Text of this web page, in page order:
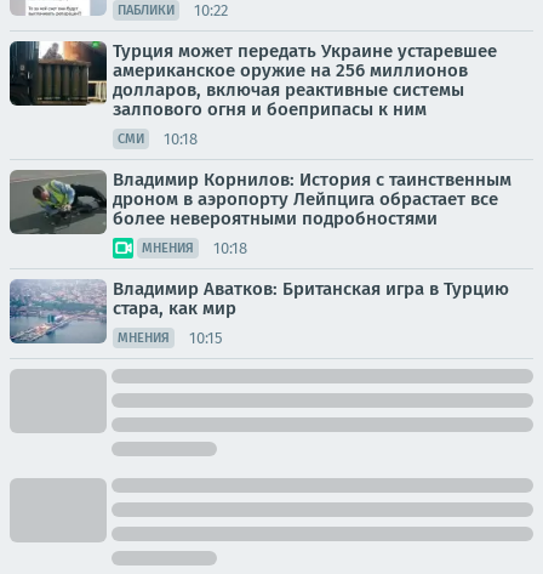
ПАБЛИКИ 10:22
Турция может передать Украине устаревшее
американское оружие на 256 миллионов
долларов, включая реактивные системы
залпового огня и боеприпасы к ним
СМИ 10:18
Владимир Корнилов: История с таинственным
дроном в аэропорту Лейпцига обрастает все
более невероятными подробностями
МНЕНИЯ 10:18
Владимир Аватков: Британская игра в Турцию
стара, как мир
МНЕНИЯ 10:15